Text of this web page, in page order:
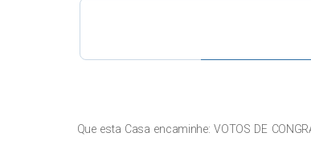
Que esta Casa encaminhe: VOTOS DE